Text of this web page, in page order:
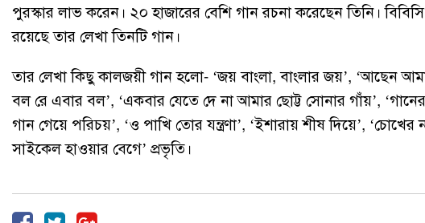
পুরস্কার লাভ করেন। ২০ হাজারের বেশি গান রচনা করেছেন তিনি। বিবিসি
রয়েছে তার লেখা তিনটি গান।
তার লেখা কিছু কালজয়ী গান হলো- ‘জয় বাংলা, বাংলার জয়’, ‘আছেন
বল রে এবার বল’, ‘একবার যেতে দে না আমার ছোট্ট সোনার গাঁয়’,
গান গেয়ে পরিচয়’, ‘ও পাখি তোর যন্ত্রণা’, ‘ইশারায় শীষ দিয়ে’,
সাইকেল হাওয়ার বেগে’ প্রভৃতি।